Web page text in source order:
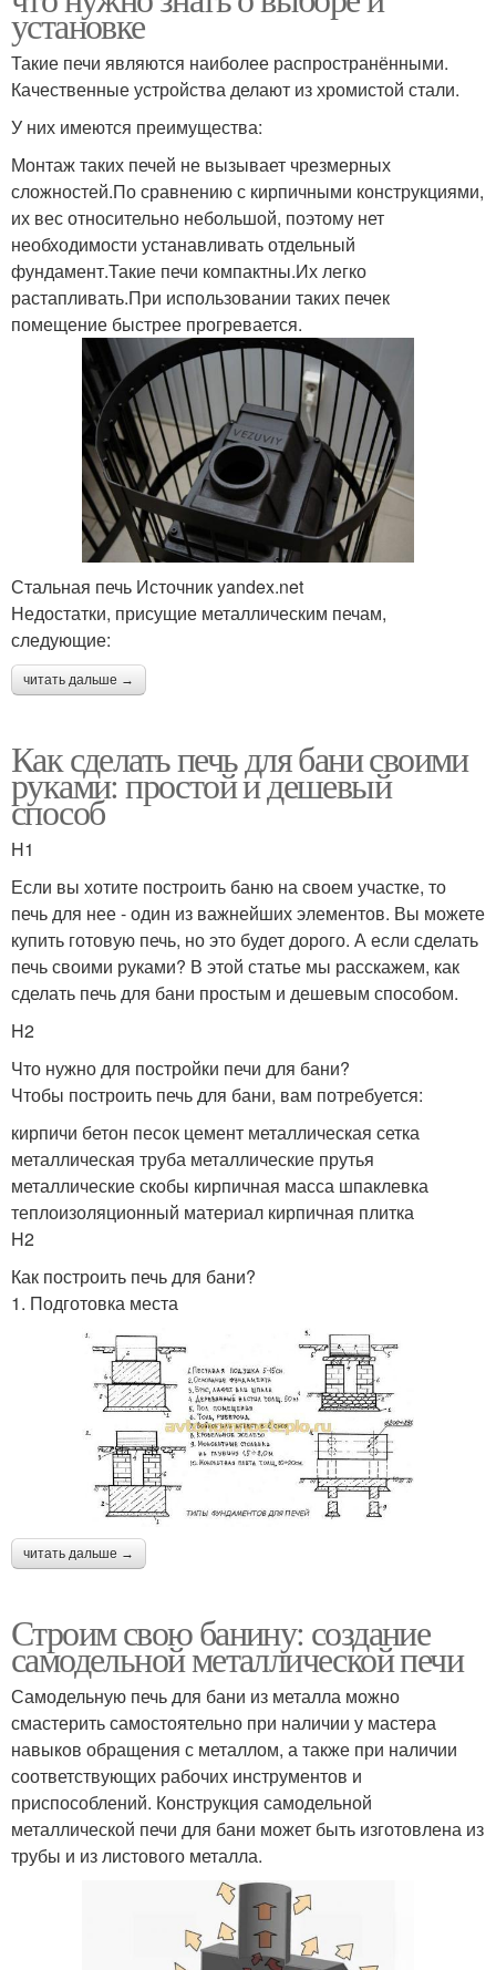
установке
Такие печи являются наиболее распространёнными.
Качественные устройства делают из хромистой стали.
У них имеются преимущества:
Монтаж таких печей не вызывает чрезмерных
сложностей.По сравнению с кирпичными конструкциями,
их вес относительно небольшой, поэтому нет
необходимости устанавливать отдельный
фундамент.Такие печи компактны.Их легко
растапливать.При использовании таких печек
помещение быстрее прогревается.
Стальная печь Источник yandex.net
Недостатки, присущие металлическим печам,
следующие:
читать дальше →
Как сделать печь для бани своими
руками: простой и дешевый
способ
H1
Если вы хотите построить баню на своем участке, то
печь для нее - один из важнейших элементов. Вы можете
купить готовую печь, но это будет дорого. А если сделать
печь своими руками? В этой статье мы расскажем, как
сделать печь для бани простым и дешевым способом.
H2
Что нужно для постройки печи для бани?
Чтобы построить печь для бани, вам потребуется:
кирпичи бетон песок цемент металлическая сетка
металлическая труба металлические прутья
металлические скобы кирпичная масса шпаклевка
теплоизоляционный материал кирпичная плитка
H2
Как построить печь для бани?
1. Подготовка места
читать дальше →
Строим свою банину: создание
самодельной металлической печи
Самодельную печь для бани из металла можно
смастерить самостоятельно при наличии у мастера
навыков обращения с металлом, а также при наличии
соответствующих рабочих инструментов и
приспособлений. Конструкция самодельной
металлической печи для бани может быть изготовлена из
трубы и из листового металла.